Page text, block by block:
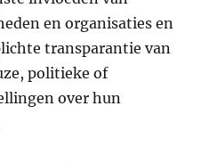
en organisaties en
transparantie van
politieke of
over hun